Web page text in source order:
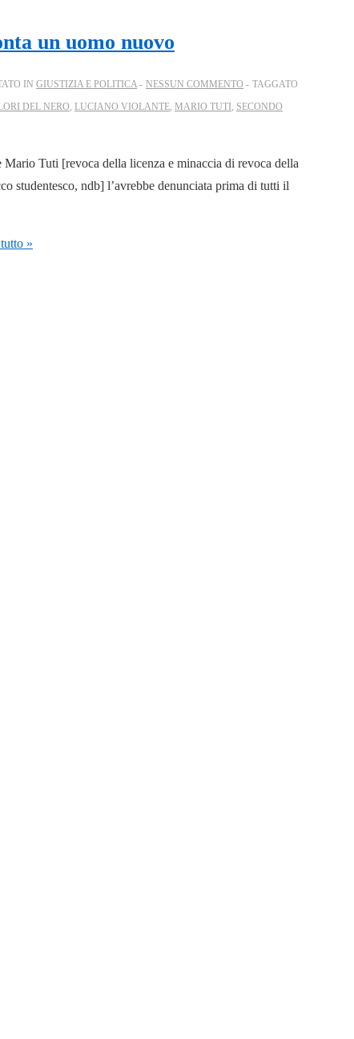
un uomo nuovo
IN GIUSTIZIA E POLITICA NESSUN COMMENTO
TAGGATO
DEL NERO, LUCIANO VIOLANTE, MARIO TUTI , SECONDO
Tuti [revoca della licenza e minaccia di revoca della
studentesco, ndb] l’avrebbe denunciata prima di tutti il
»